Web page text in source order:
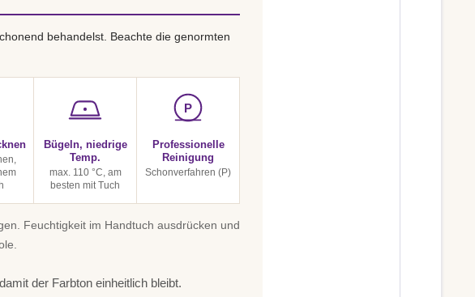
behandelst. Beachte die genormten
Bügeln, niedrige
Temp.
max. 110 °C, am
besten mit Tuch
P
Professionelle
Reinigung
Schonverfahren (P)
Feuchtigkeit im Handtuch ausdrücken und
der Farbton einheitlich bleibt.